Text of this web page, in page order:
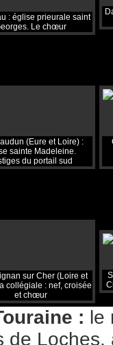
: église prieurale saint
Le chœur
(Eure et Loire) :
sainte Madeleine.
du portail sud
sur Cher (Loire et
collégiale : nef, croisée
et chœur
: le
de